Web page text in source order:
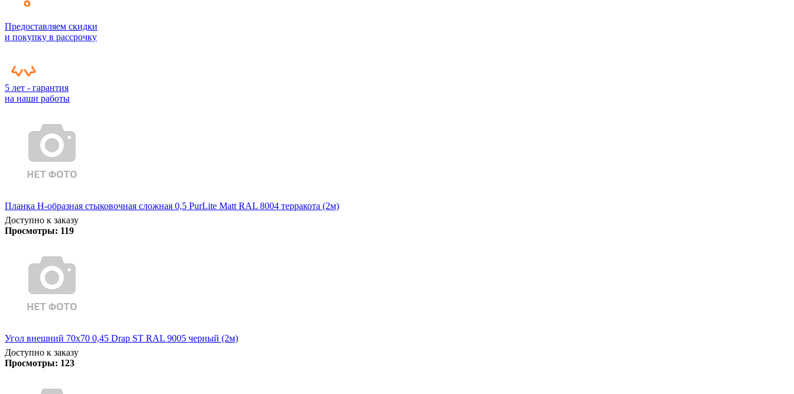
Предоставляем скидки
и покупку в рассрочку
5 лет - гарантия
на наши работы
Планка Н-образная стыковочная сложная 0,5 PurLite Matt RAL 8004 терракота (2м)
Доступно к заказу
Просмотры: 119
Угол внешний 70х70 0,45 Drap ST RAL 9005 черный (2м)
Доступно к заказу
Просмотры: 123